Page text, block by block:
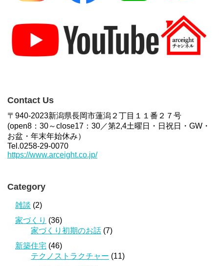
Contact Us
〒940-2023新潟県長岡市蓮潟２丁目１１番２７号
(open8：30～close17：30／第2,4土曜日・日祝日・GW・
お盆・年末年始休み）
Tel.0258-29-0070
https://www.arceight.co.jp/
Category
雑談 (2)
家づくり (36)
家づくり初期のお話 (7)
新築住宅 (46)
テクノストラクチャー (11)